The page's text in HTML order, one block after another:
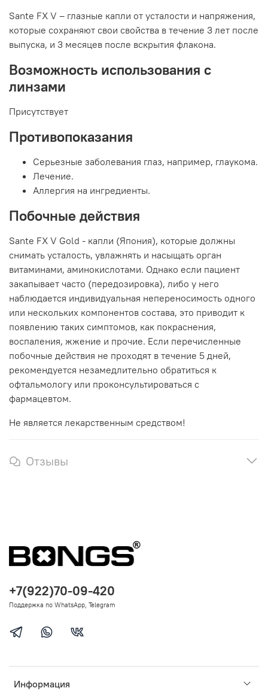
Sante FX V – глазные капли от усталости и напряжения,
которые сохраняют свои свойства в течение 3 лет после
выпуска, и 3 месяцев после вскрытия флакона.
Возможность использования с
линзами
Присутствует
Противопоказания
Серьезные заболевания глаз, например, глаукома.
Лечение.
Аллергия на ингредиенты.
Побочные действия
Sante FX V Gold - капли (Япония), которые должны
снимать усталость, увлажнять и насыщать орган
витаминами, аминокислотами. Однако если пациент
закапывает часто (передозировка), либо у него
наблюдается индивидуальная непереносимость одного
или нескольких компонентов состава, это приводит к
появлению таких симптомов, как покраснения,
воспаления, жжение и прочие. Если перечисленные
побочные действия не проходят в течение 5 дней,
рекомендуется незамедлительно обратиться к
офтальмологу или проконсультироваться с
фармацевтом.
Не является лекарственным средством!
Отзывы
Информация
+7(922)70-09-420
Поддержка по WhatsApp, Telegram